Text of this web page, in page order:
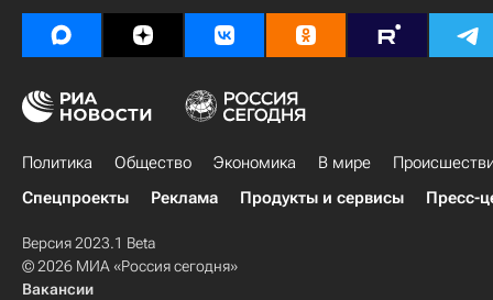
Евгений Урлашов
Россия
Политика Общество Экономика В мире
Спецпроекты
Реклама Продукты и сервисы Пресс-
Версия 2023.1 Beta
© 2026 МИА «Россия сегодня»
Вакансии